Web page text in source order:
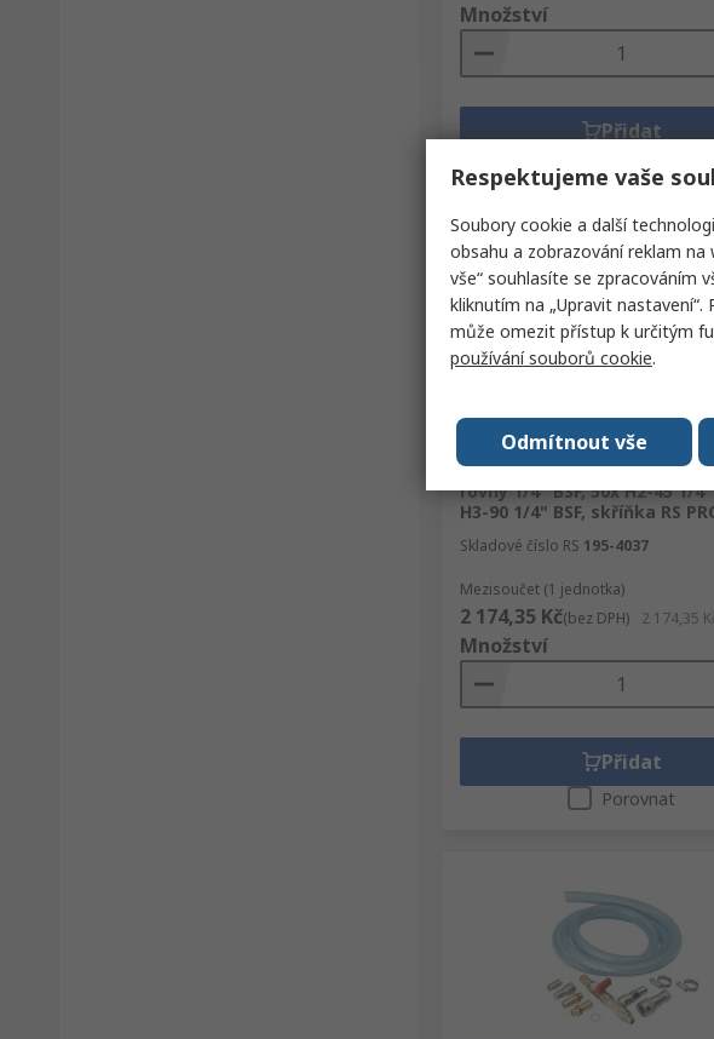
Množství
Přidat
Porovnat
Sada maznic, obsah sady:
rovný 1/4" BSF, 50x H2-45 1/4"
H3-90 1/4" BSF, skříňka RS
Skladové číslo RS 195-4037
Mezisoučet (1 jednotka)
2 174,35 Kč(bez DPH) 2 174,35
Množství
Přidat
Porovnat
Respektujeme vaše
Soubory cookie a další
obsahu a zobrazování reklam
vše“ souhlasíte se zpracováním
kliknutím na „Upravit
může omezit přístup k určitým
používání souborů cookie.
Odmítnout vše